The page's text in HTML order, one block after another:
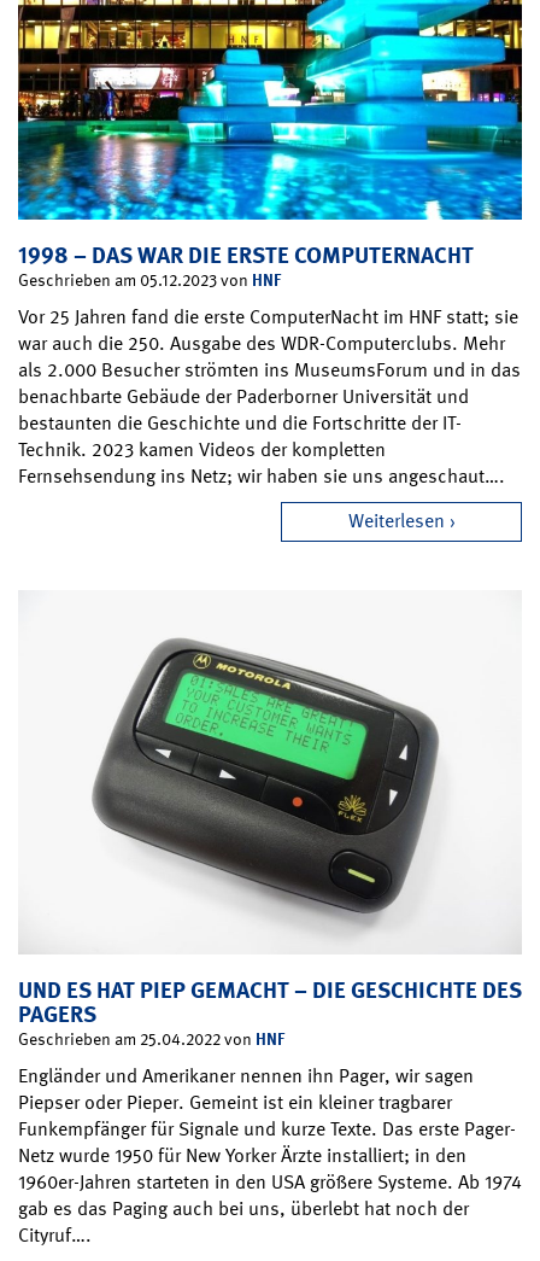
1998 – DAS WAR DIE ERSTE COMPUTERNACHT
Geschrieben am 05.12.2023 von HNF
Vor 25 Jahren fand die erste ComputerNacht im HNF statt; sie
war auch die 250. Ausgabe des WDR-Computerclubs. Mehr
als 2.000 Besucher strömten ins MuseumsForum und in das
benachbarte Gebäude der Paderborner Universität und
bestaunten die Geschichte und die Fortschritte der IT-
Technik. 2023 kamen Videos der kompletten
Fernsehsendung ins Netz; wir haben sie uns angeschaut….
Weiterlesen
UND ES HAT PIEP GEMACHT – DIE GESCHICHTE DES
PAGERS
Geschrieben am 25.04.2022 von HNF
Engländer und Amerikaner nennen ihn Pager, wir sagen
Piepser oder Pieper. Gemeint ist ein kleiner tragbarer
Funkempfänger für Signale und kurze Texte. Das erste Pager-
Netz wurde 1950 für New Yorker Ärzte installiert; in den
1960er-Jahren starteten in den USA größere Systeme. Ab 1974
gab es das Paging auch bei uns, überlebt hat noch der
Cityruf….